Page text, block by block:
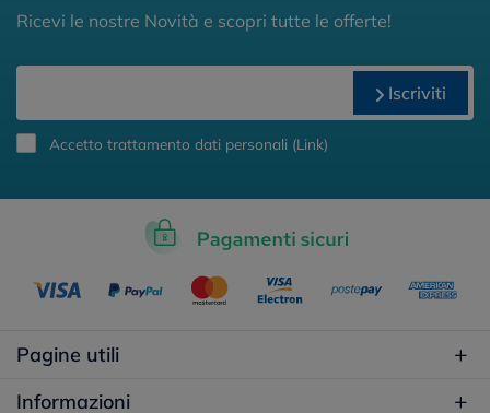
Ricevi le nostre Novità e scopri tutte le offerte!
Iscriviti
Accetto trattamento dati personali (Link)
Pagine utili
Informazioni